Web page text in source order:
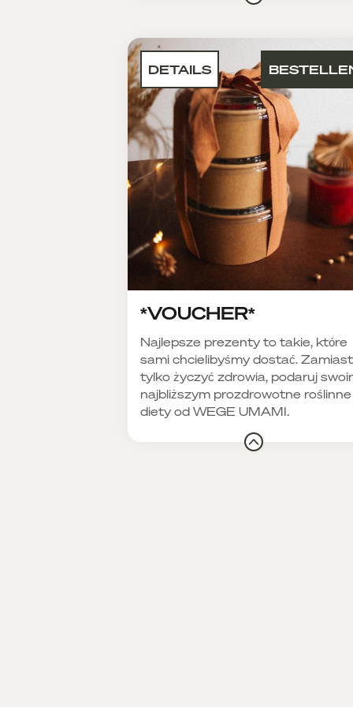
DETAILS
*VOUCHER*
Najlepsze prezenty to takie, które
sami chcielibyśmy dostać. Zamiast
tylko życzyć zdrowia, podaruj
najbliższym prozdrowotne roślinne
diety od WEGE UMAMI.